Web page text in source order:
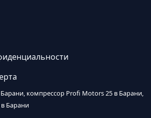
компрессор Profi Motors 25 в Барани,
Барани